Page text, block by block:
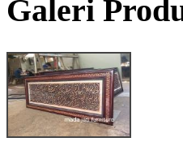
Galeri